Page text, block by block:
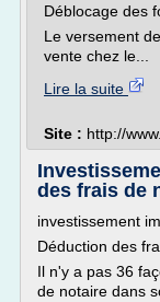
Déblocage des
Le versement
vente chez le...
Lire la suite
Site : http://
des frais de
investissement
Déduction des
Il n'y a pas 36
de notaire dans